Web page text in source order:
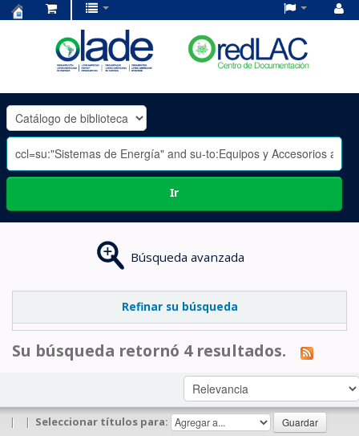
OLADE
-
Ir
Búsqueda avanzada
Refinar su búsqueda
Su búsqueda retornó 4 resultados.
| | Seleccionar títulos para: